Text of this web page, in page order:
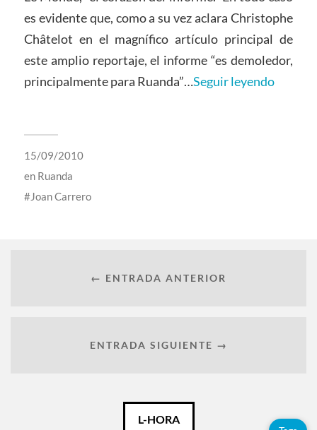
es evidente que, como a su vez aclara Christophe
Châtelot en el magnífico artículo principal de
este amplio reportaje, el informe “es demoledor,
principalmente para Ruanda”…Seguir leyendo
15/09/2010
en Ruanda
Joan Carrero
← ENTRADA ANTERIOR
ENTRADA SIGUIENTE →
L-HORA